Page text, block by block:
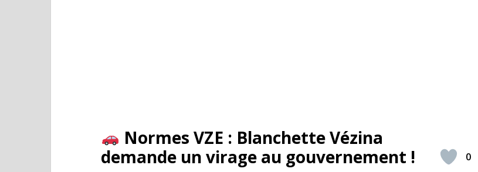
Normes VZE : Blanchette Vézina
demande un virage au gouvernement !
0